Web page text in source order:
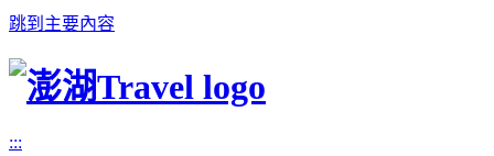
跳到主要內容
:::